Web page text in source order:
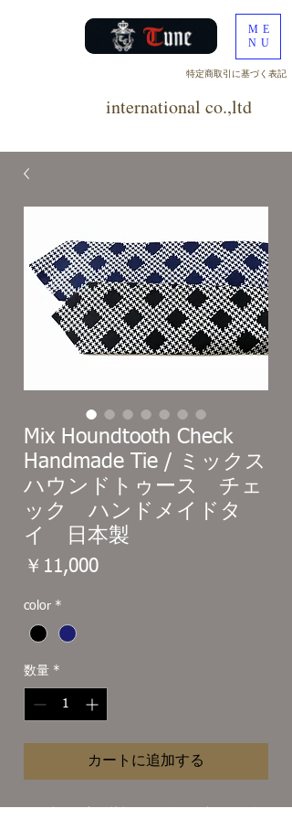
international co.,ltd
​特定商取引に基づく表記
ME
NU
Mix Houndtooth Check
Handmade Tie / ミックス
ハウンドトゥース チェ
ック ハンドメイドタ
イ 日本製
￥11,000価
color *
数量 *
カートに追加する